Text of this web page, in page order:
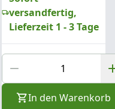
versandfertig,
Lieferzeit 1 - 3 Tage
In den Warenkorb